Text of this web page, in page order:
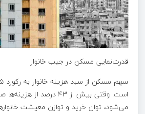
قدرت‌نمایی مسکن در جیب خانوار
است. وقتی بیش از ۴۳ درصد از
می‌شود، توان خرید و توازن معیشت